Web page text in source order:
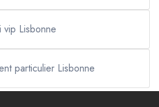
vip Lisbonne
particulier Lisbonne